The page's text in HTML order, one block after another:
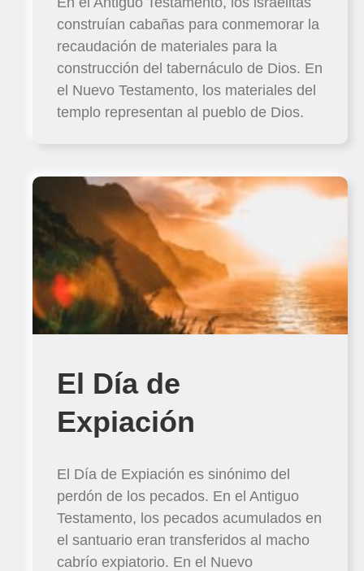
construían cabañas para conmemorar la
recaudación de materiales para la
construcción del tabernáculo de Dios. En
el Nuevo Testamento, los materiales del
templo representan al pueblo de Dios.
El Día de
Expiación
El Día de Expiación es sinónimo del
perdón de los pecados. En el Antiguo
Testamento, los pecados acumulados en
el santuario eran transferidos al macho
cabrío expiatorio. En el Nuevo